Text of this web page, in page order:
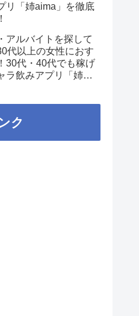
リ「姉aima」を徹底
アルバイトを探して
代以上の女性におす
30代・40代でも稼げ
ラ飲みアプリ「姉
ク